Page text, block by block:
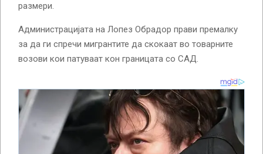
размери.
Администрацијата на Лопез Обрадор прави премалку
за да ги спречи мигрантите да скокаат во товарните
возови кои патуваат кон границата со САД.